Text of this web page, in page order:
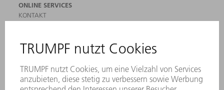
ONLINE SERVICES
KONTAKT
VERANSTALTUNGEN UND TERMINE
NEWSLETTER-ANMELDUNG
MYTRUMPF
SICHERHEITSDATENBLÄTTER
PRODUKTE